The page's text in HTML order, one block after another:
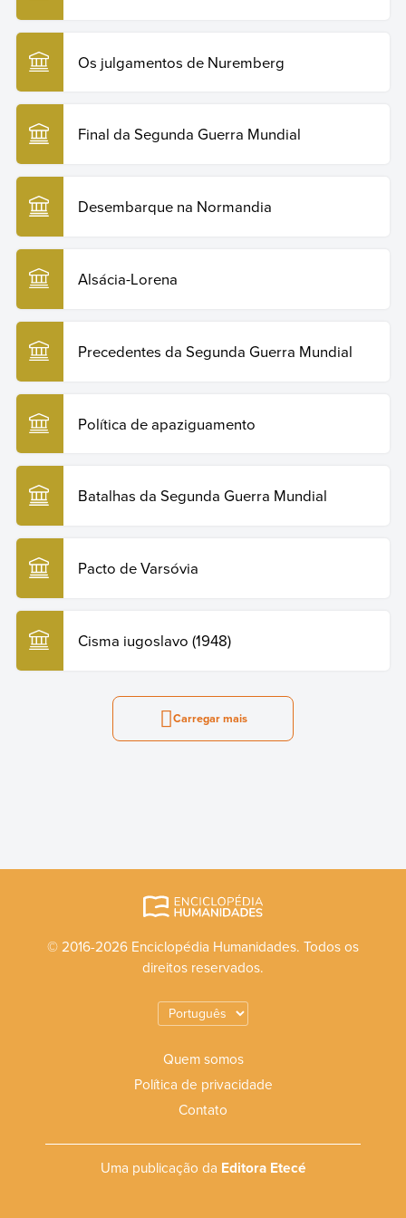
Os julgamentos de Nuremberg
Final da Segunda Guerra Mundial
Desembarque na Normandia
Alsácia-Lorena
Precedentes da Segunda Guerra Mundial
Política de apaziguamento
Batalhas da Segunda Guerra Mundial
Pacto de Varsóvia
Cisma iugoslavo (1948)
Carregar mais
© 2016-2026 Enciclopédia Humanidades. Todos os
direitos reservados.
Quem somos
Política de privacidade
Contato
Uma publicação da Editora Etecé